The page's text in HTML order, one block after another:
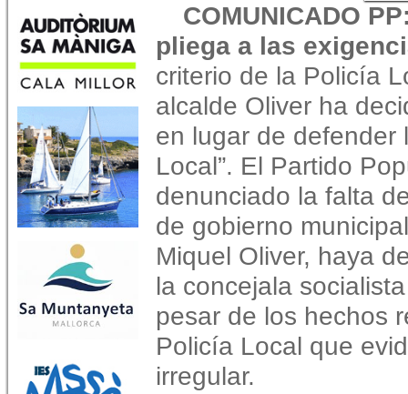
COMUNICADO
pliega a las
criterio de la Policía
alcalde Oliver ha
en lugar de defender
Local”. El Partido
denunciado la falta
de gobierno
Miquel Oliver, haya
la concejala
pesar de los hechos
Policía Local que
irregular.